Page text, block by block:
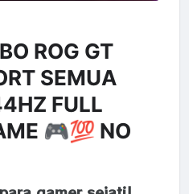
ROG GT
SEMUA
FULL
🎮💯 NO